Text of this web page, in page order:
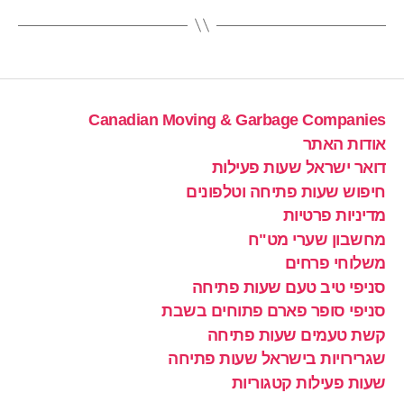
Canadian Moving & Garbage Companies
אודות האתר
דואר ישראל שעות פעילות
חיפוש שעות פתיחה וטלפונים
מדיניות פרטיות
מחשבון שערי מט"ח
משלוחי פרחים
סניפי טיב טעם שעות פתיחה
סניפי סופר פארם פתוחים בשבת
קשת טעמים שעות פתיחה
שגרירויות בישראל שעות פתיחה
שעות פעילות קטגוריות